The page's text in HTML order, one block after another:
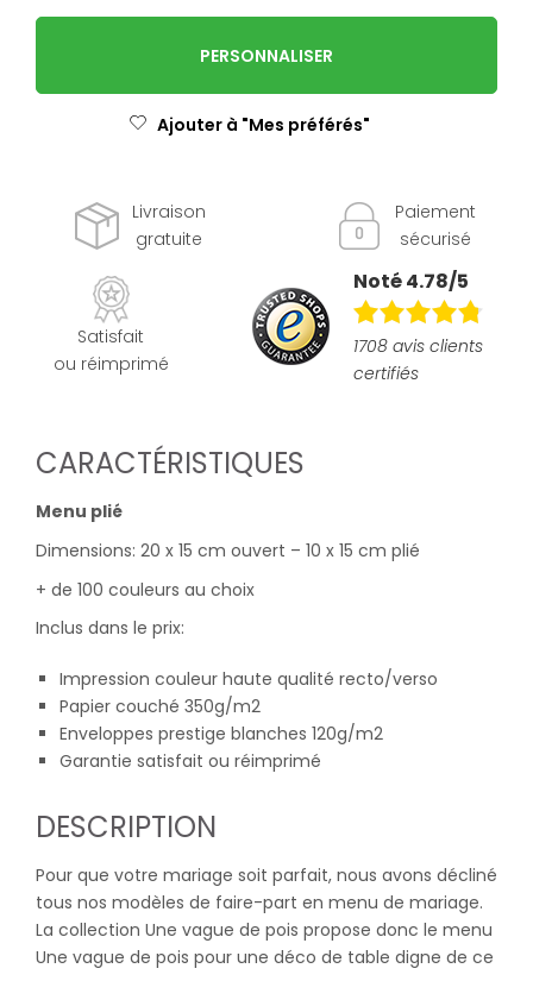
PERSONNALISER
Ajouter à "Mes préférés"
Livraison
gratuite
Paiement
sécurisé
Satisfait
ou réimprimé
Noté 4.78/5
1708 avis clients
certifiés
CARACTÉRISTIQUES
Menu plié
Dimensions: 20 x 15 cm ouvert – 10 x 15 cm plié
+ de 100 couleurs au choix
Inclus dans le prix:
Impression couleur haute qualité recto/verso
Papier couché 350g/m2
Enveloppes prestige blanches 120g/m2
Garantie satisfait ou réimprimé
DESCRIPTION
Pour que votre mariage soit parfait, nous avons décliné
tous nos modèles de faire-part en menu de mariage.
La collection Une vague de pois propose donc le menu
Une vague de pois pour une déco de table digne de ce